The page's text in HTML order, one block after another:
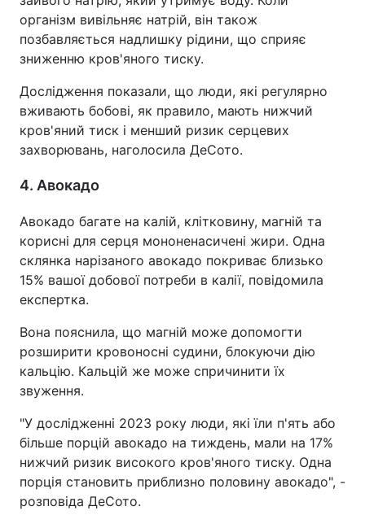
організм вивільняє натрій, він також
позбавляється надлишку рідини, що сприяє
зниженню кров'яного тиску.
Дослідження показали, що люди, які регулярно
вживають бобові, як правило, мають нижчий
кров'яний тиск і менший ризик серцевих
захворювань, наголосила ДеСото.
4. Авокадо
Авокадо багате на калій, клітковину, магній та
корисні для серця мононенасичені жири. Одна
склянка нарізаного авокадо покриває близько
15% вашої добової потреби в калії, повідомила
експертка.
Вона пояснила, що магній може допомогти
розширити кровоносні судини, блокуючи дію
кальцію. Кальцій же може спричинити їх
звуження.
"У дослідженні 2023 року люди, які їли п'ять або
більше порцій авокадо на тиждень, мали на 17%
нижчий ризик високого кров'яного тиску. Одна
порція становить приблизно половину авокадо", -
розповіда ДеСото.